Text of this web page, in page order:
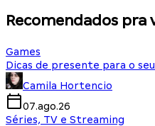
Recomendados pra
Games
Dicas de presente para o
Camila Hortencio
07.ago.26
Séries, TV e Streaming